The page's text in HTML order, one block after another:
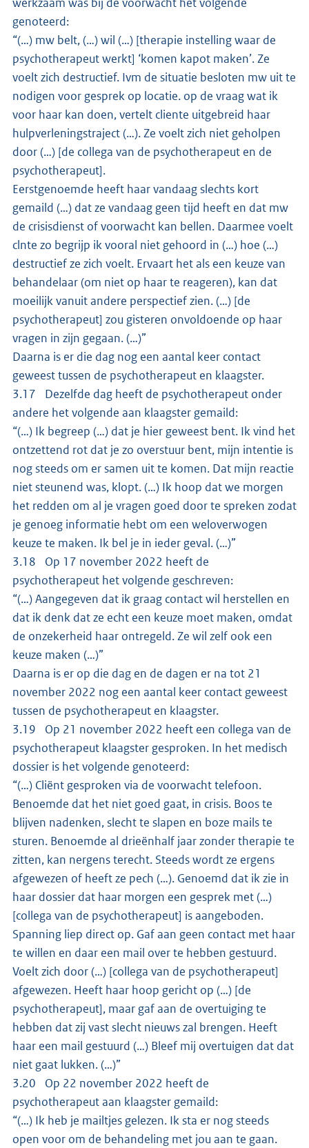
genoteerd:
“(…) mw belt, (…) wil (…) [therapie instelling waar de
psychotherapeut werkt] ‘komen kapot maken’. Ze
voelt zich destructief. Ivm de situatie besloten mw uit te
nodigen voor gesprek op locatie. op de vraag wat ik
voor haar kan doen, vertelt cliente uitgebreid haar
hulpverleningstraject (…). Ze voelt zich niet geholpen
door (…) [de collega van de psychotherapeut en de
psychotherapeut].
Eerstgenoemde heeft haar vandaag slechts kort
gemaild (…) dat ze vandaag geen tijd heeft en dat mw
de crisisdienst of voorwacht kan bellen. Daarmee voelt
clnte zo begrijp ik vooral niet gehoord in (…) hoe (…)
destructief ze zich voelt. Ervaart het als een keuze van
behandelaar (om niet op haar te reageren), kan dat
moeilijk vanuit andere perspectief zien. (…) [de
psychotherapeut] zou gisteren onvoldoende op haar
vragen in zijn gegaan. (…)”
Daarna is er die dag nog een aantal keer contact
geweest tussen de psychotherapeut en klaagster.
3.17 Dezelfde dag heeft de psychotherapeut onder
andere het volgende aan klaagster gemaild:
“(…) Ik begreep (…) dat je hier geweest bent. Ik vind het
ontzettend rot dat je zo overstuur bent, mijn intentie is
nog steeds om er samen uit te komen. Dat mijn reactie
niet steunend was, klopt. (…) Ik hoop dat we morgen
het redden om al je vragen goed door te spreken zodat
je genoeg informatie hebt om een weloverwogen
keuze te maken. Ik bel je in ieder geval. (…)”
3.18 Op 17 november 2022 heeft de
psychotherapeut het volgende geschreven:
“(…) Aangegeven dat ik graag contact wil herstellen en
dat ik denk dat ze echt een keuze moet maken, omdat
de onzekerheid haar ontregeld. Ze wil zelf ook een
keuze maken (…)”
Daarna is er op die dag en de dagen er na tot 21
november 2022 nog een aantal keer contact geweest
tussen de psychotherapeut en klaagster.
3.19 Op 21 november 2022 heeft een collega van de
psychotherapeut klaagster gesproken. In het medisch
dossier is het volgende genoteerd:
“(…) Cliënt gesproken via de voorwacht telefoon.
Benoemde dat het niet goed gaat, in crisis. Boos te
blijven nadenken, slecht te slapen en boze mails te
sturen. Benoemde al drieënhalf jaar zonder therapie te
zitten, kan nergens terecht. Steeds wordt ze ergens
afgewezen of heeft ze pech (…). Genoemd dat ik zie in
haar dossier dat haar morgen een gesprek met (…)
[collega van de psychotherapeut] is aangeboden.
Spanning liep direct op. Gaf aan geen contact met haar
te willen en daar een mail over te hebben gestuurd.
Voelt zich door (…) [collega van de psychotherapeut]
afgewezen. Heeft haar hoop gericht op (…) [de
psychotherapeut], maar gaf aan de overtuiging te
hebben dat zij vast slecht nieuws zal brengen. Heeft
haar een mail gestuurd (…) Bleef mij overtuigen dat dat
niet gaat lukken. (…)”
3.20 Op 22 november 2022 heeft de
psychotherapeut aan klaagster gemaild:
“(…) Ik heb je mailtjes gelezen. Ik sta er nog steeds
open voor om de behandeling met jou aan te gaan.